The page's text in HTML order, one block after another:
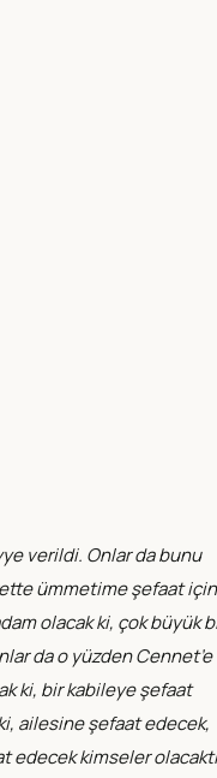
verildi. Onlar da bunu
ümmetime şefaat için
olacak ki, çok büyük
da o yüzden Cennet’e
ki, bir kabileye şefaat
ailesine şefaat edecek,
edecek kimseler